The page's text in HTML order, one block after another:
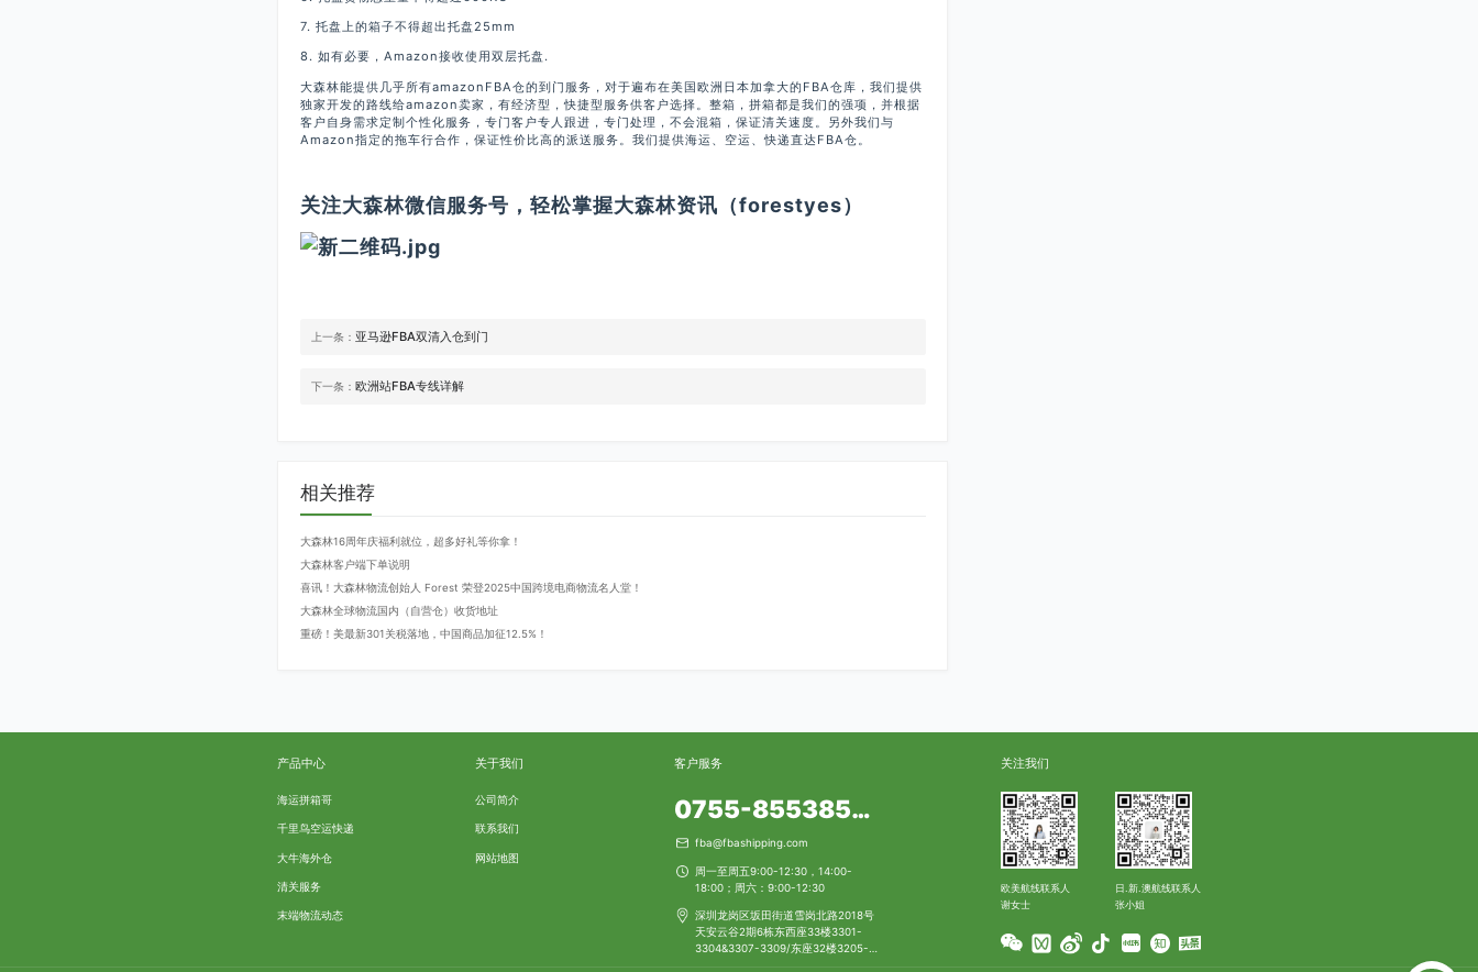
7. 托盘上的箱子不得超出托盘25mm
8. 如有必要，Amazon接收使用双层托盘.
大森林能提供几乎所有amazonFBA仓的到门服务，对于遍布在美国欧洲日本加拿大的FBA仓库，我们提供
独家开发的路线给amazon卖家，有经济型，快捷型服务供客户选择。整箱，拼箱都是我们的强项，并根据
客户自身需求定制个性化服务，专门客户专人跟进，专门处理，不会混箱，保证清关速度。另外我们与
Amazon指定的拖车行合作，保证性价比高的派送服务。我们提供海运、空运、快递直达FBA仓。
关注大森林微信服务号，轻松掌握大森林资讯（forestyes）
上一条： 亚马逊FBA双清入仓到门
下一条： 欧洲站FBA专线详解
相关推荐
大森林16周年庆福利就位，超多好礼等你拿！
大森林客户端下单说明
喜讯！大森林物流创始人 Forest 荣登2025中国跨境电商物流名人堂！
大森林全球物流国内（自营仓）收货地址
重磅！美最新301关税落地，中国商品加征12.5%！
产品中心
海运拼箱哥
千里鸟空运快递
大牛海外仓
清关服务
末端物流动态
关于我们
公司简介
联系我们
网站地图
客户服务
0755-85538553
fba@fbashipping.com
周一至周五9:00-12:30，14:00-
18:00；周六：9:00-12:30
深圳龙岗区坂田街道雪岗北路2018号
天安云谷2期6栋东西座33楼3301-
3304&3307-3309/东座32楼3205-
关注我们
欧美航线联系人
谢女士
日.新.澳航线联系人
张小姐